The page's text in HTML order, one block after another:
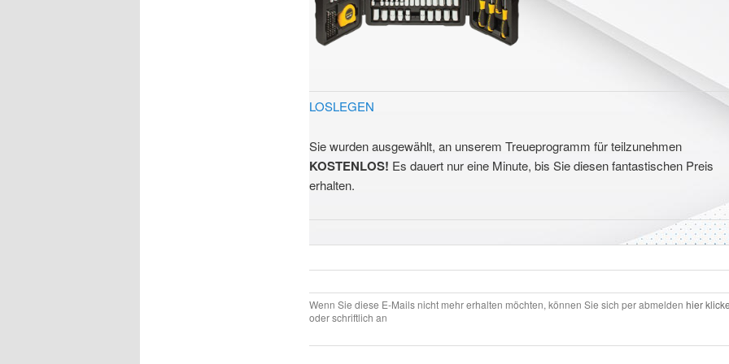
LOSLEGEN
Sie wurden ausgewählt, an unserem Treueprogramm für teilzunehmen
KOSTENLOS! Es dauert nur eine Minute, bis Sie diesen fantastischen Preis
erhalten.
Wenn Sie diese E-Mails nicht mehr erhalten möchten, können Sie sich per abmelden hier
oder schriftlich an